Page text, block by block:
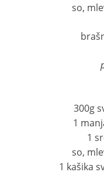
so,
300g
1
1
so,
1 kašika